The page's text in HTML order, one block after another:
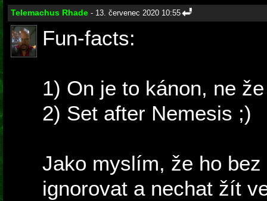
Telemachus Rhade - 13. červenec 2020 10:55
Fun-facts:
1) On je to kánon, ne
2) Set after Nemesis ;)
Jako myslím, že ho
ignorovat a nechat žít